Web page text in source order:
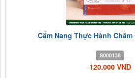
Cẩm Nang Thực Hành
S000138
120.000 VND